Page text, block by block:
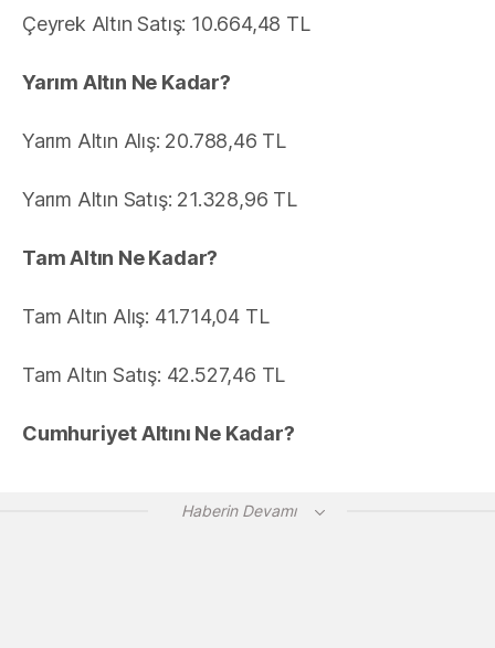
Çeyrek Altın Satış: 10.664,48 TL
Yarım Altın Ne Kadar?
Yarım Altın Alış: 20.788,46 TL
Yarım Altın Satış: 21.328,96 TL
Tam Altın Ne Kadar?
Tam Altın Alış: 41.714,04 TL
Tam Altın Satış: 42.527,46 TL
Cumhuriyet Altını Ne Kadar?
Haberin Devamı